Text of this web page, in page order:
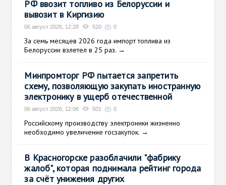
РФ ввозит топливо из Белоруссии и
вывозит в Киргизию
06 август 2026, 12:28 520 0
За семь месяцев 2026 года импорт топлива из
Белоруссии взлетел в 25 раз. →
Минпромторг РФ пытается запретить
схему, позволяющую закупать иностранную
электронику в ущерб отечественной
06 август 2026, 12:06 501 0
Российскому производству электроники жизненно
необходимо увеличение госзакупок. →
В Красногорске разоблачили "фабрику
жалоб", которая поднимала рейтинг города
за счёт унижения других